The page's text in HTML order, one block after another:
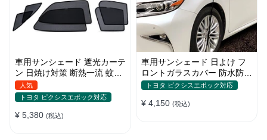
車用サンシェード 遮光カーテ
ン 日焼け対策 断熱一流 蚊よ
け 汎用 マグネット付き 取付
簡単
人気
トヨタ ピクシスエポック対応
¥ 5,380 (税込)
車用サンシェード 日よけ フ
ロントガラスカバー 防水防塵
遮光断熱 折畳 収納簡単 降雨
トヨタ ピクシスエポック対応
¥ 4,150 (税込)